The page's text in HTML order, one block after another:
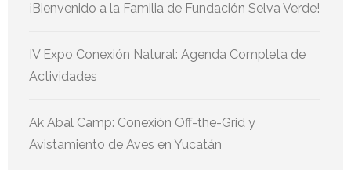
¡Bienvenido a la Familia de Fundación Selva Verde!
IV Expo Conexión Natural: Agenda Completa de
Actividades
Ak Abal Camp: Conexión Off-the-Grid y
Avistamiento de Aves en Yucatán